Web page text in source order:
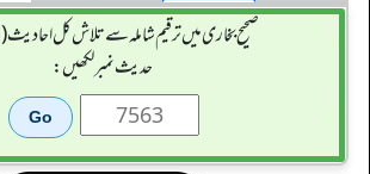
صحیح بخاری میں ترقیم شاملہ سے تلاش کل احادیث (7563)
حدیث نمبر لکھیں: